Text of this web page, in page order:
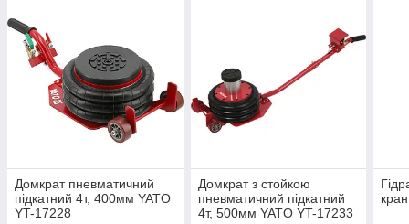
Домкрат пневматичний
підкатний 4т, 400мм YATO
YT-17228
Домкрат з стойкою
пневматичний підкатний
4т, 500мм YATO YT-17233